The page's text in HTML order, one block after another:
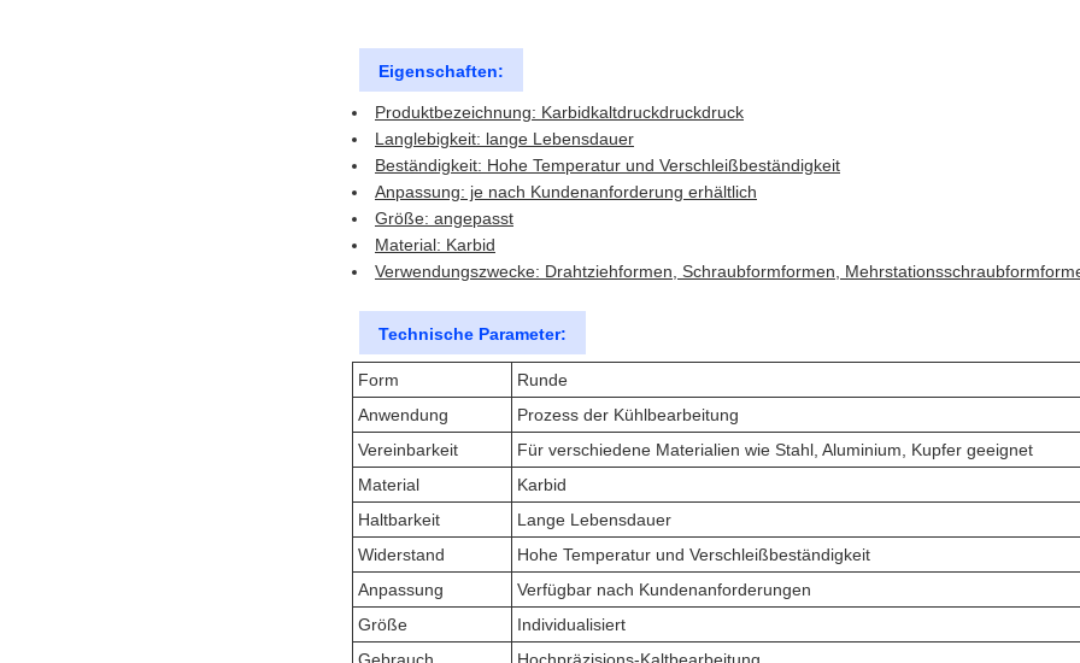
Eigenschaften:
Produktbezeichnung: Karbidkaltdruckdruckdruck
Langlebigkeit: lange Lebensdauer
Beständigkeit: Hohe Temperatur und Verschleißbeständigkeit
Anpassung: je nach Kundenanforderung erhältlich
Größe: angepasst
Material: Karbid
Verwendungszwecke: Drahtziehformen, Schraubformformen,
Technische Parameter:
Form
Runde
Anwendung
Prozess der Kühlbearbeitung
Vereinbarkeit
Für verschiedene Materialien wie Stahl, Aluminium, Kupfer geeignet
Material
Karbid
Haltbarkeit
Lange Lebensdauer
Widerstand
Hohe Temperatur und Verschleißbeständigkeit
Anpassung
Verfügbar nach Kundenanforderungen
Größe
Individualisiert
Gebrauch
Hochpräzisions-Kaltbearbeitung